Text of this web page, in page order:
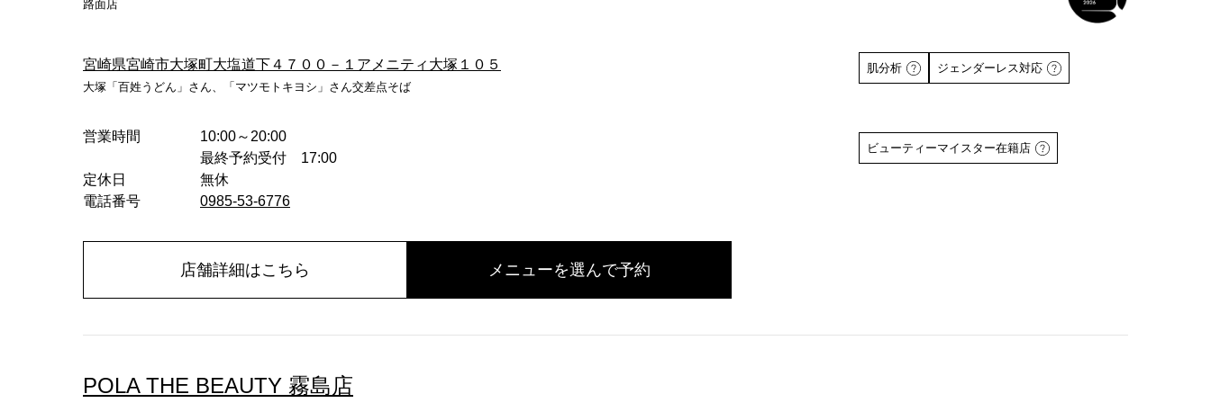
路面店
肌分析 ジェンダーレス対応
ビューティーマイスター在籍店
宮崎県宮崎市大塚町大塩道下４７００－１アメニティ大塚１０５
大塚「百姓うどん」さん、「マツモトキヨシ」さん交差点そば
営業時間
10:00～20:00
最終予約受付 17:00
定休日
無休
電話番号
0985-53-6776
メニューを選んで予約
店舗詳細はこちら
POLA THE BEAUTY 霧島店